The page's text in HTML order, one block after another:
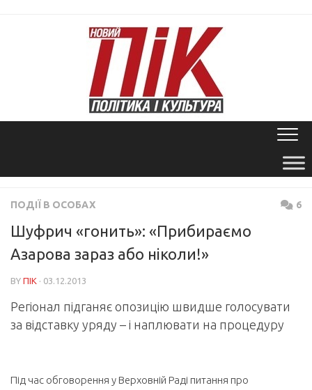
ПОДІЇ В ОСОБАХ 6
Шуфрич «гонить»: «Прибираємо
Азарова зараз або ніколи!»
BY ПІК · 03.12.2013
Регіонал підганяє опозицію швидше голосувати
за відставку уряду – і наплювати на процедуру
Під час обговорення у Верховній Раді питання про